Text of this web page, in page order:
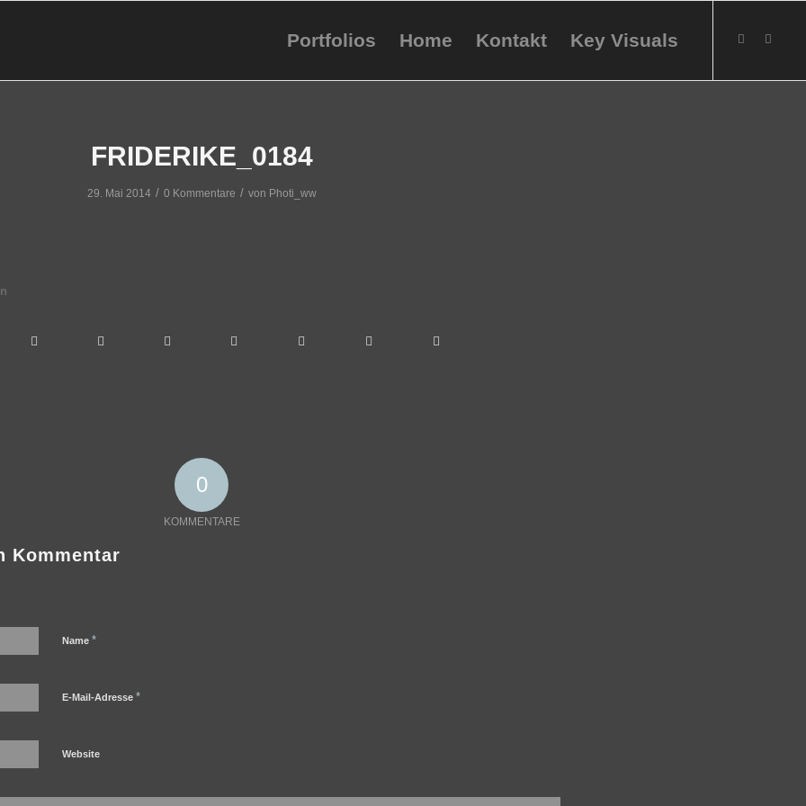
Portfolios Home Kontakt Key Visuals
FRIDERIKE_0184
29. Mai 2014 / 0 Kommentare / von Photi_ww
0
KOMMENTARE
Kommentar
Name *
E-Mail-Adresse *
Website